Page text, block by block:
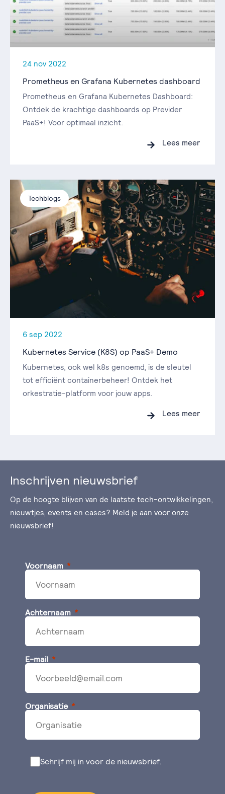
24 nov 2022
Prometheus en Grafana Kubernetes dashboard
Prometheus en Grafana Kubernetes Dashboard:
Ontdek de krachtige dashboards op Previder
PaaS+! Voor optimaal inzicht.
Lees meer
Techblogs
6 sep 2022
Kubernetes Service (K8S) op PaaS+ Demo
Kubernetes, ook wel k8s genoemd, is de sleutel
tot efficiënt containerbeheer! Ontdek het
orkestratie-platform voor jouw apps.
Lees meer
Inschrijven nieuwsbrief
Op de hoogte blijven van de laatste tech-ontwikkelingen,
nieuwtjes, events en cases? Meld je aan voor onze
nieuwsbrief!
Voornaam
Achternaam
E-mail
Organisatie
Schrijf mij in voor de nieuwsbrief.